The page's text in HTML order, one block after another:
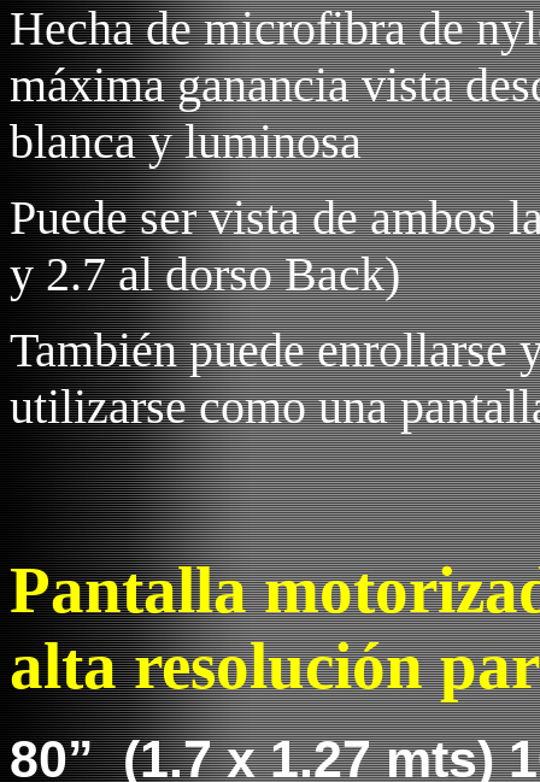
Hecha de microfibra de
máxima ganancia vista
blanca y luminosa
Puede ser vista de ambos
y 2.7 al dorso Back)
También puede enrollarse
utilizarse como una
Pantalla
alta resolución
80” (1.7 x 1.27 mts)